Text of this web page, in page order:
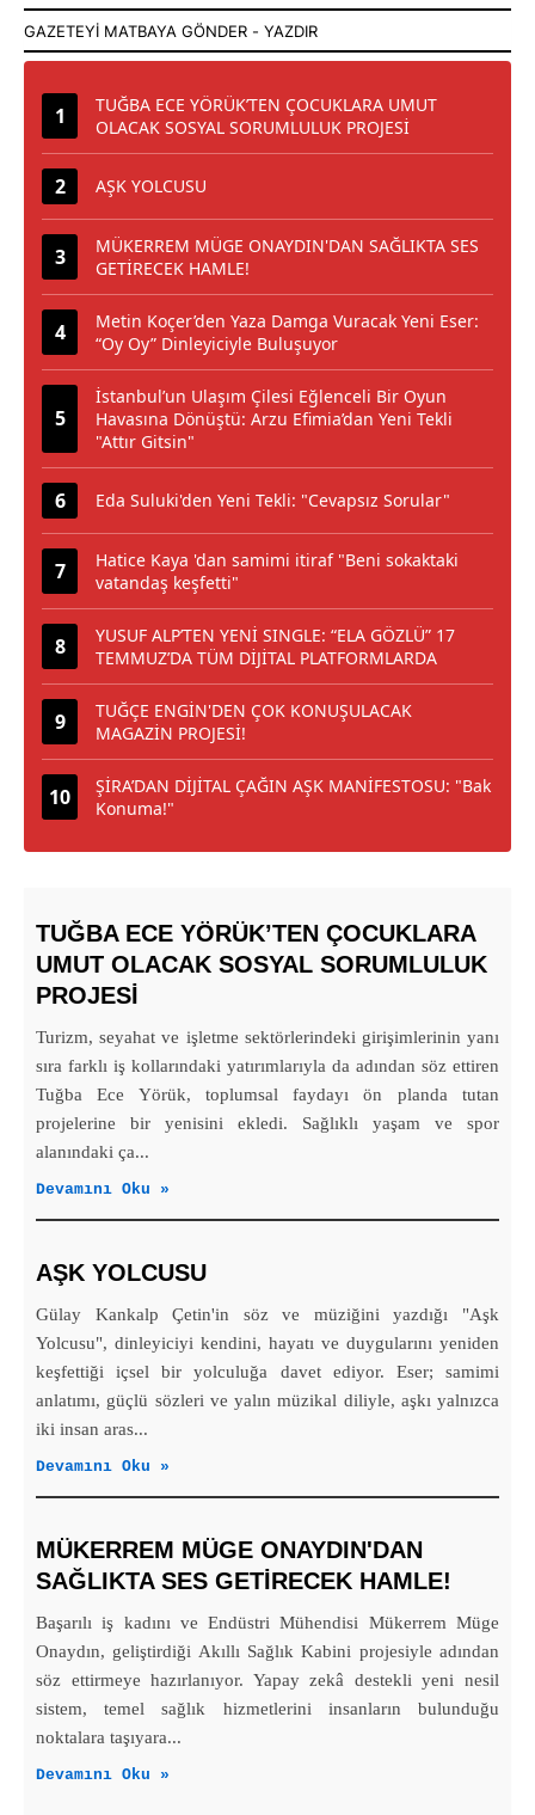
TUĞBA ECE YÖRÜK’TEN ÇOCUKLARA UMUT
OLACAK SOSYAL SORUMLULUK PROJESİ
AŞK YOLCUSU
MÜKERREM MÜGE ONAYDIN'DAN SAĞLIKTA SES
GETİRECEK HAMLE!
Metin Koçer’den Yaza Damga Vuracak Yeni Eser:
“Oy Oy” Dinleyiciyle Buluşuyor
İstanbul’un Ulaşım Çilesi Eğlenceli Bir Oyun
Havasına Dönüştü: Arzu Efimia’dan Yeni Tekli
"Attır Gitsin"
Eda Suluki'den Yeni Tekli: "Cevapsız Sorular"
Hatice Kaya 'dan samimi itiraf "Beni sokaktaki
vatandaş keşfetti"
YUSUF ALP’TEN YENİ SINGLE: “ELA GÖZLÜ” 17
TEMMUZ’DA TÜM DİJİTAL PLATFORMLARDA
TUĞÇE ENGİN'DEN ÇOK KONUŞULACAK
MAGAZİN PROJESİ!
ŞİRA’DAN DİJİTAL ÇAĞIN AŞK MANİFESTOSU: "Bak
Konuma!"
TUĞBA ECE YÖRÜK’TEN ÇOCUKLARA
UMUT OLACAK SOSYAL SORUMLULUK
PROJESİ
Turizm, seyahat ve işletme sektörlerindeki girişimlerinin yanı
sıra farklı iş kollarındaki yatırımlarıyla da adından söz ettiren
Tuğba Ece Yörük, toplumsal faydayı ön planda tutan
projelerine bir yenisini ekledi. Sağlıklı yaşam ve spor
alanındaki ça...
Devamını Oku »
AŞK YOLCUSU
Gülay Kankalp Çetin'in söz ve müziğini yazdığı "Aşk
Yolcusu", dinleyiciyi kendini, hayatı ve duygularını yeniden
keşfettiği içsel bir yolculuğa davet ediyor. Eser; samimi
anlatımı, güçlü sözleri ve yalın müzikal diliyle, aşkı yalnızca
iki insan aras...
Devamını Oku »
MÜKERREM MÜGE ONAYDIN'DAN
SAĞLIKTA SES GETİRECEK HAMLE!
Başarılı iş kadını ve Endüstri Mühendisi Mükerrem Müge
Onaydın, geliştirdiği Akıllı Sağlık Kabini projesiyle adından
söz ettirmeye hazırlanıyor. Yapay zekâ destekli yeni nesil
sistem, temel sağlık hizmetlerini insanların bulunduğu
noktalara taşıyara...
Devamını Oku »